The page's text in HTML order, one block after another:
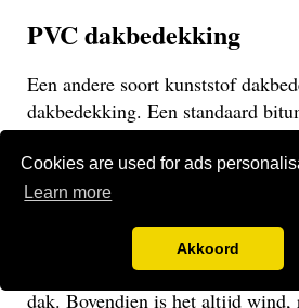
Cookies are used for ads
Learn more
Akkoord
PVC dakbedekking
Een andere soort kunststof
dakbedekking. Een standaard
dakbedekking gaat veelal niet
Een EPDM of PVC dak gaat veel
daarom een stuk duurzamer. Een
dezelfde eigenschappen als een
Het gaat weliswaar iets minder
EPDM dak, maar uiteraard
dak. Bovendien is het altijd wind,